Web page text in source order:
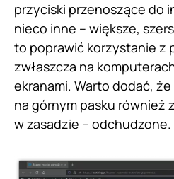
przyciski przenoszące do
nieco inne – większe,
to poprawić korzystanie z
zwłaszcza na
ekranami. Warto dodać,
na górnym pasku również
w zasadzie – odchudzone.